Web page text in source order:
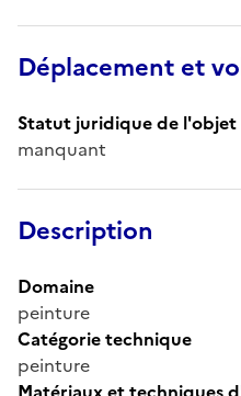
Déplacement et
Statut juridique de l'objet
manquant
Description
Domaine
peinture
Catégorie technique
peinture